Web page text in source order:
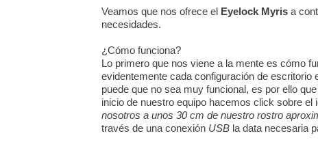
Veamos que nos ofrece el Eyelock Myris a
necesidades.
¿Cómo funciona?
Lo primero que nos viene a la mente es cómo
evidentemente cada configuración de escritorio
puede que no sea muy funcional, es por ello
inicio de nuestro equipo hacemos click sobre el
nosotros a unos 30 cm de nuestro rostro
través de una conexión USB la data necesaria